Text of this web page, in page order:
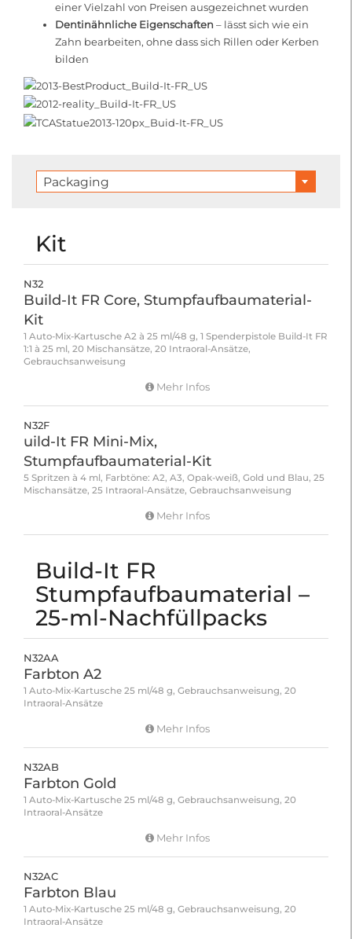
einer Vielzahl von Preisen ausgezeichnet wurden
Dentinähnliche Eigenschaften – lässt sich wie ein
Zahn bearbeiten, ohne dass sich Rillen oder Kerben
bilden
Packaging
Kit
N32
Build-It FR Core, Stumpfaufbaumaterial-
Kit
1 Auto-Mix-Kartusche A2 à 25 ml/48 g, 1 Spenderpistole Build-It FR
1:1 à 25 ml, 20 Mischansätze, 20 Intraoral-Ansätze,
Gebrauchsanweisung
Mehr Infos
N32F
uild-It FR Mini-Mix,
Stumpfaufbaumaterial-Kit
5 Spritzen à 4 ml, Farbtöne: A2, A3, Opak-weiß, Gold und Blau, 25
Mischansätze, 25 Intraoral-Ansätze, Gebrauchsanweisung
Mehr Infos
Build-It FR
Stumpfaufbaumaterial –
25-ml-Nachfüllpacks
N32AA
Farbton A2
1 Auto-Mix-Kartusche 25 ml/48 g, Gebrauchsanweisung, 20
Intraoral-Ansätze
Mehr Infos
N32AB
Farbton Gold
1 Auto-Mix-Kartusche 25 ml/48 g, Gebrauchsanweisung, 20
Intraoral-Ansätze
Mehr Infos
N32AC
Farbton Blau
1 Auto-Mix-Kartusche 25 ml/48 g, Gebrauchsanweisung, 20
Intraoral-Ansätze